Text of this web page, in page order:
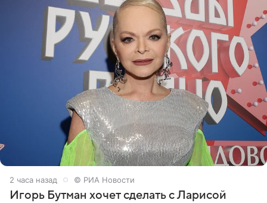
2 часа назад © РИА Новости
Игорь Бутман хочет сделать с Ларисой